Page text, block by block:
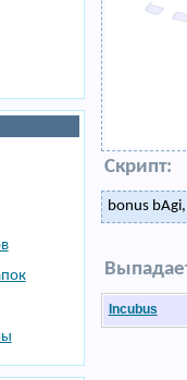
Скрипт:
bonus
Incubus